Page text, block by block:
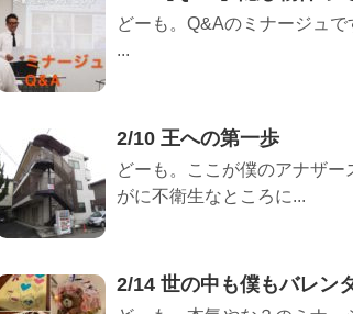
どーも。Q&Aのミナージュ
...
2/10 王への第一歩
どーも。ここが僕のアナザ
がに不衛生なところに...
2/14 世の中も僕もバレン